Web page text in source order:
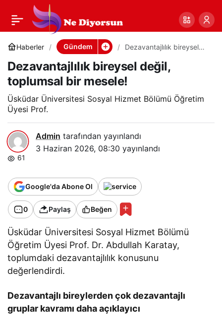
Haberler Gündem
Dezavantajlılık bireysel
mesele!
Dezavantajlılık bireysel değil,
toplumsal bir mesele!
Üsküdar Üniversitesi Sosyal Hizmet Bölümü Öğretim
Üyesi Prof.
Admin tarafından yayınlandı
3 Haziran 2026, 08:30 yayınlandı
61
Google'da Abone Ol
0 Paylaş Beğen
Üsküdar Üniversitesi Sosyal Hizmet Bölümü
Öğretim Üyesi Prof. Dr. Abdullah Karatay,
toplumdaki dezavantajlılık konusunu
değerlendirdi.
Dezavantajlı bireylerden çok dezavantajlı
gruplar kavramı daha açıklayıcı
Dezavantajlılık
bireysel değil,
toplumsal bir mesele!
Paylaş